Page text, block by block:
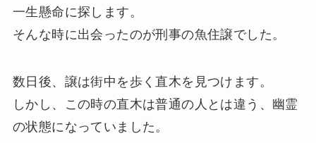
一生懸命に探します。
そんな時に出会ったのが刑事の魚住譲でした。
数日後、譲は街中を歩く直木を見つけます。
しかし、この時の直木は普通の人とは違う、幽霊
の状態になっていました。